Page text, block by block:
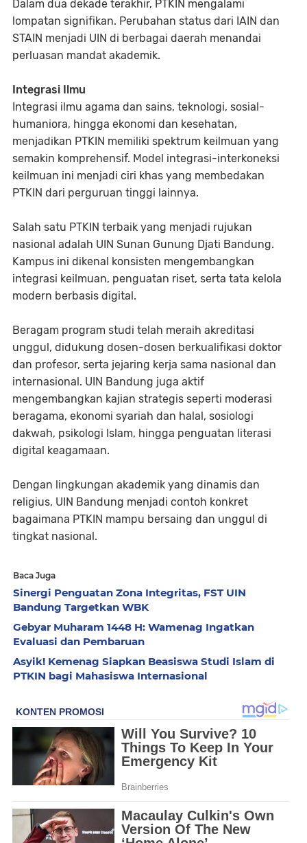
Dalam dua dekade terakhir, PTKIN mengalami
lompatan signifikan. Perubahan status dari IAIN dan
STAIN menjadi UIN di berbagai daerah menandai
perluasan mandat akademik.
Integrasi Ilmu
Integrasi ilmu agama dan sains, teknologi, sosial-
humaniora, hingga ekonomi dan kesehatan,
menjadikan PTKIN memiliki spektrum keilmuan yang
semakin komprehensif. Model integrasi-interkoneksi
keilmuan ini menjadi ciri khas yang membedakan
PTKIN dari perguruan tinggi lainnya.
Salah satu PTKIN terbaik yang menjadi rujukan
nasional adalah UIN Sunan Gunung Djati Bandung.
Kampus ini dikenal konsisten mengembangkan
integrasi keilmuan, penguatan riset, serta tata kelola
modern berbasis digital.
Beragam program studi telah meraih akreditasi
unggul, didukung dosen-dosen berkualifikasi doktor
dan profesor, serta jejaring kerja sama nasional dan
internasional. UIN Bandung juga aktif
mengembangkan kajian strategis seperti moderasi
beragama, ekonomi syariah dan halal, sosiologi
dakwah, psikologi Islam, hingga penguatan literasi
digital keagamaan.
Dengan lingkungan akademik yang dinamis dan
religius, UIN Bandung menjadi contoh konkret
bagaimana PTKIN mampu bersaing dan unggul di
tingkat nasional.
Baca Juga
Sinergi Penguatan Zona Integritas, FST UIN
Bandung Targetkan WBK
Gebyar Muharam 1448 H: Wamenag Ingatkan
Evaluasi dan Pembaruan
Asyik! Kemenag Siapkan Beasiswa Studi Islam di
PTKIN bagi Mahasiswa Internasional